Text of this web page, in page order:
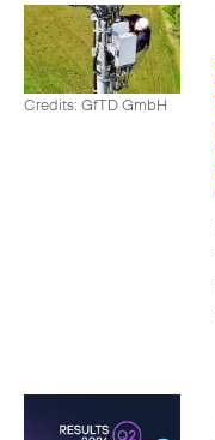
Credits: GfTD GmbH